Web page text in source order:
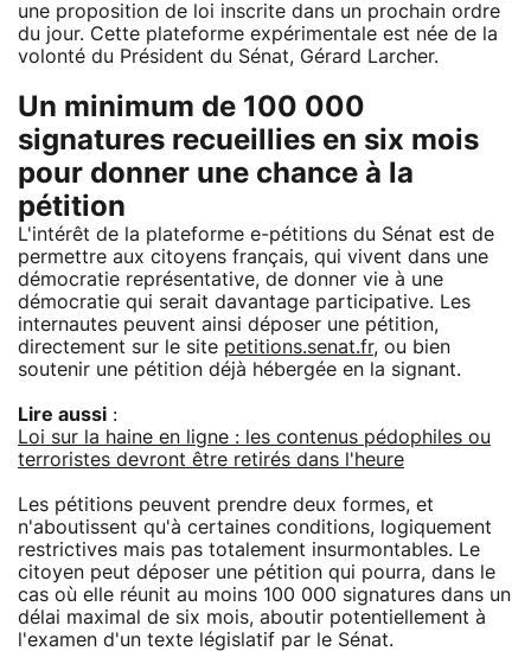
une proposition de loi inscrite dans un prochain ordre
du jour. Cette plateforme expérimentale est née de la
volonté du Président du Sénat, Gérard Larcher.
Un minimum de 100 000
signatures recueillies en six mois
pour donner une chance à la
pétition
L'intérêt de la plateforme e-pétitions du Sénat est de
permettre aux citoyens français, qui vivent dans une
démocratie représentative, de donner vie à une
démocratie qui serait davantage participative. Les
internautes peuvent ainsi déposer une pétition,
directement sur le site petitions.senat.fr, ou bien
soutenir une pétition déjà hébergée en la signant.
Lire aussi :
Loi sur la haine en ligne : les contenus pédophiles ou
terroristes devront être retirés dans l'heure
Les pétitions peuvent prendre deux formes, et
n'aboutissent qu'à certaines conditions, logiquement
restrictives mais pas totalement insurmontables. Le
citoyen peut déposer une pétition qui pourra, dans le
cas où elle réunit au moins 100 000 signatures dans un
délai maximal de six mois, aboutir potentiellement à
l'examen d'un texte législatif par le Sénat.